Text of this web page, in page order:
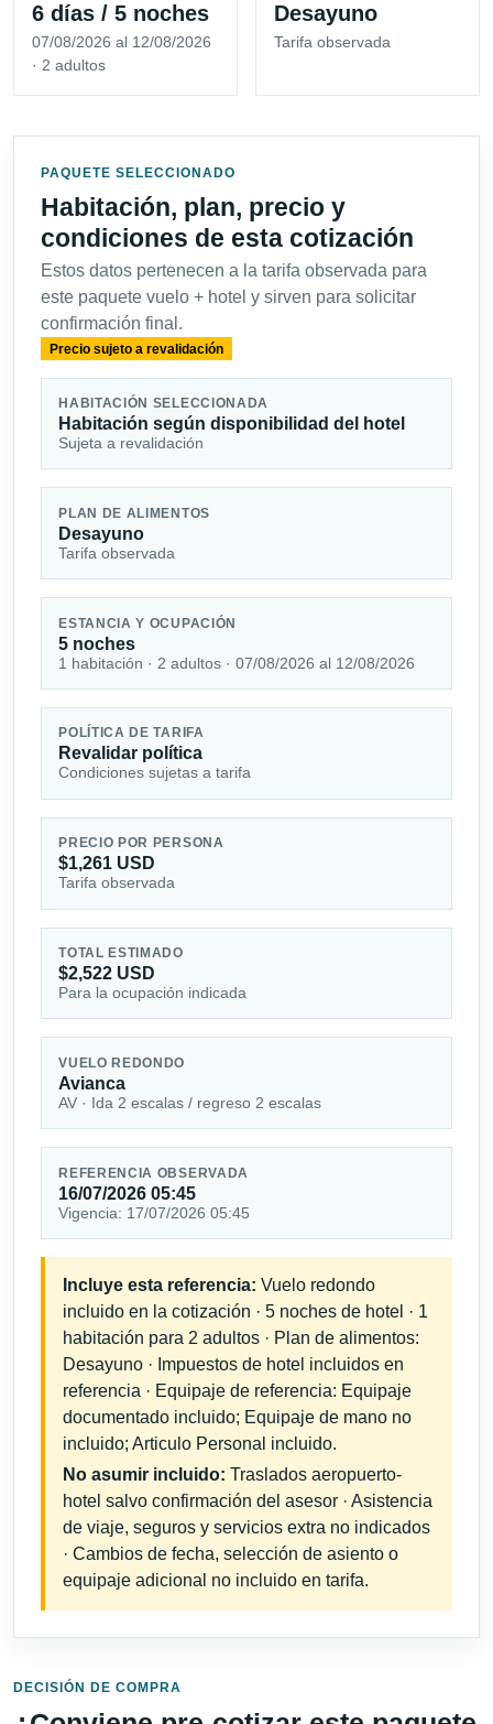
6 días / 5 noches
07/08/2026 al 12/08/2026
· 2 adultos
Desayuno
Tarifa observada
PAQUETE SELECCIONADO
Habitación, plan, precio y
condiciones de esta cotización
Estos datos pertenecen a la tarifa observada para
este paquete vuelo + hotel y sirven para solicitar
confirmación final.
Precio sujeto a revalidación
HABITACIÓN SELECCIONADA
Habitación según disponibilidad del hotel
Sujeta a revalidación
PLAN DE ALIMENTOS
Desayuno
Tarifa observada
ESTANCIA Y OCUPACIÓN
5 noches
1 habitación · 2 adultos · 07/08/2026 al 12/08/2026
POLÍTICA DE TARIFA
Revalidar política
Condiciones sujetas a tarifa
PRECIO POR PERSONA
$1,261 USD
Tarifa observada
TOTAL ESTIMADO
$2,522 USD
Para la ocupación indicada
VUELO REDONDO
Avianca
AV · Ida 2 escalas / regreso 2 escalas
REFERENCIA OBSERVADA
16/07/2026 05:45
Vigencia: 17/07/2026 05:45
Incluye esta referencia: Vuelo redondo
incluido en la cotización · 5 noches de hotel · 1
habitación para 2 adultos · Plan de alimentos:
Desayuno · Impuestos de hotel incluidos en
referencia · Equipaje de referencia: Equipaje
documentado incluido; Equipaje de mano no
incluido; Articulo Personal incluido.
No asumir incluido: Traslados aeropuerto-
hotel salvo confirmación del asesor · Asistencia
de viaje, seguros y servicios extra no indicados
· Cambios de fecha, selección de asiento o
equipaje adicional no incluido en tarifa.
DECISIÓN DE COMPRA